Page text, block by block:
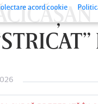
|
VINERI 07 AUG, 21:00
acord cookie